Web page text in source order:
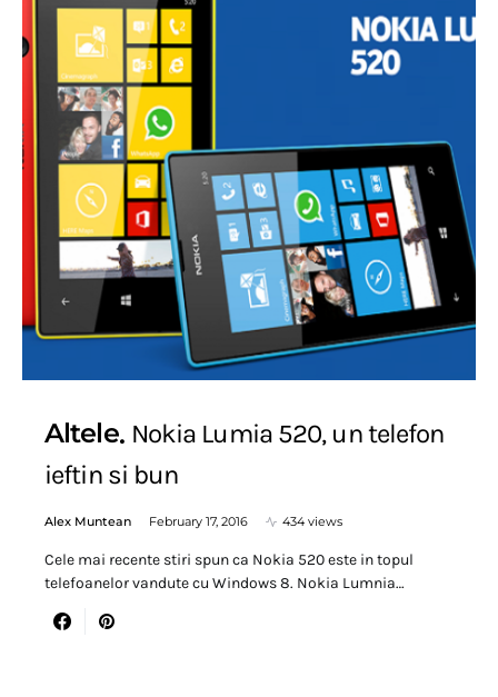
Altele Nokia Lumia 520, un telefon
ieftin si bun
Alex Muntean February 17, 2016 434 views
Cele mai recente stiri spun ca Nokia 520 este in topul
telefoanelor vandute cu Windows 8. Nokia Lumnia…